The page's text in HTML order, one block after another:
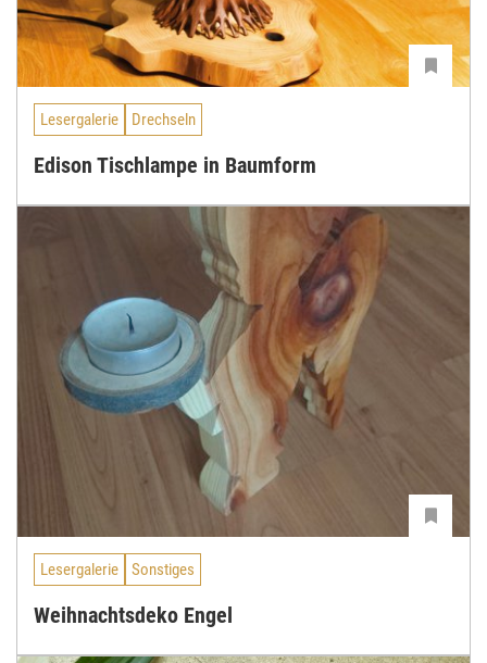
Lesergalerie Drechseln
Edison Tischlampe in Baumform
Lesergalerie Sonstiges
Weihnachtsdeko Engel